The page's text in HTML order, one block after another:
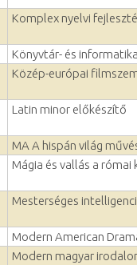
Komplex nyelvi
Könyvtár- és
Közép-európai
Latin minor előkészítő
MA A hispán világ
Mágia és vallás a római
Mesterséges
Modern American
Modern magyar